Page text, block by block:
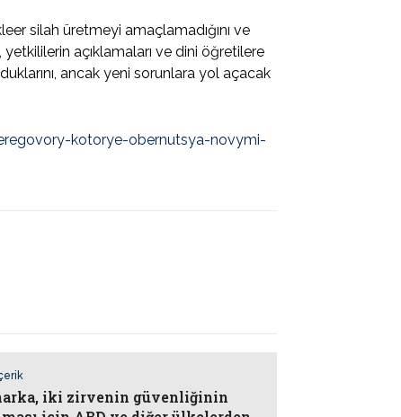
silah üretmeyi amaçlamadığını ve
açıklamaları ve dini öğretilere
ancak yeni sorunlara yol açacak
kotorye-obernutsya-novymi-
iki zirvenin güvenliğinin